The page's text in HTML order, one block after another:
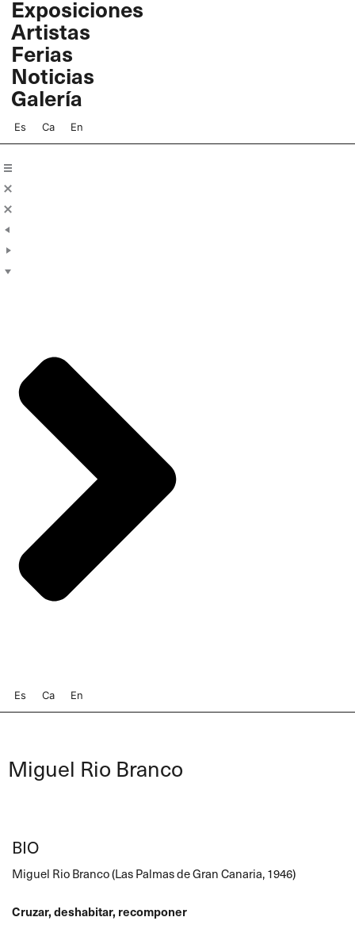
contenido
Exposiciones
Artistas
Ferias
Noticias
Galería
Es Ca En
Es Ca En
Miguel Rio Branco
BIO
Miguel Rio Branco (Las Palmas de Gran Canaria, 1946)
Cruzar, deshabitar, recomponer